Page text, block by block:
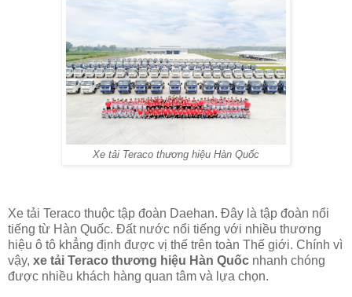
Xe tải Teraco thương hiệu Hàn Quốc
Xe tải Teraco thuộc tập đoàn Daehan. Đây là tập đoàn nổi
tiếng từ Hàn Quốc. Đất nước nổi tiếng với nhiều thương
hiệu ô tô khẳng định được vị thế trên toàn Thế giới. Chính vì
vậy, xe tải Teraco thương hiệu Hàn Quốc nhanh chóng
được nhiều khách hàng quan tâm và lựa chọn.